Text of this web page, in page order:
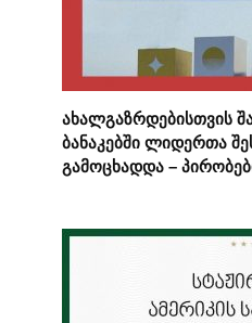
ახალგაზრდებისთვის
ბანაკებში ლიდერთა
გამოცხადდა –